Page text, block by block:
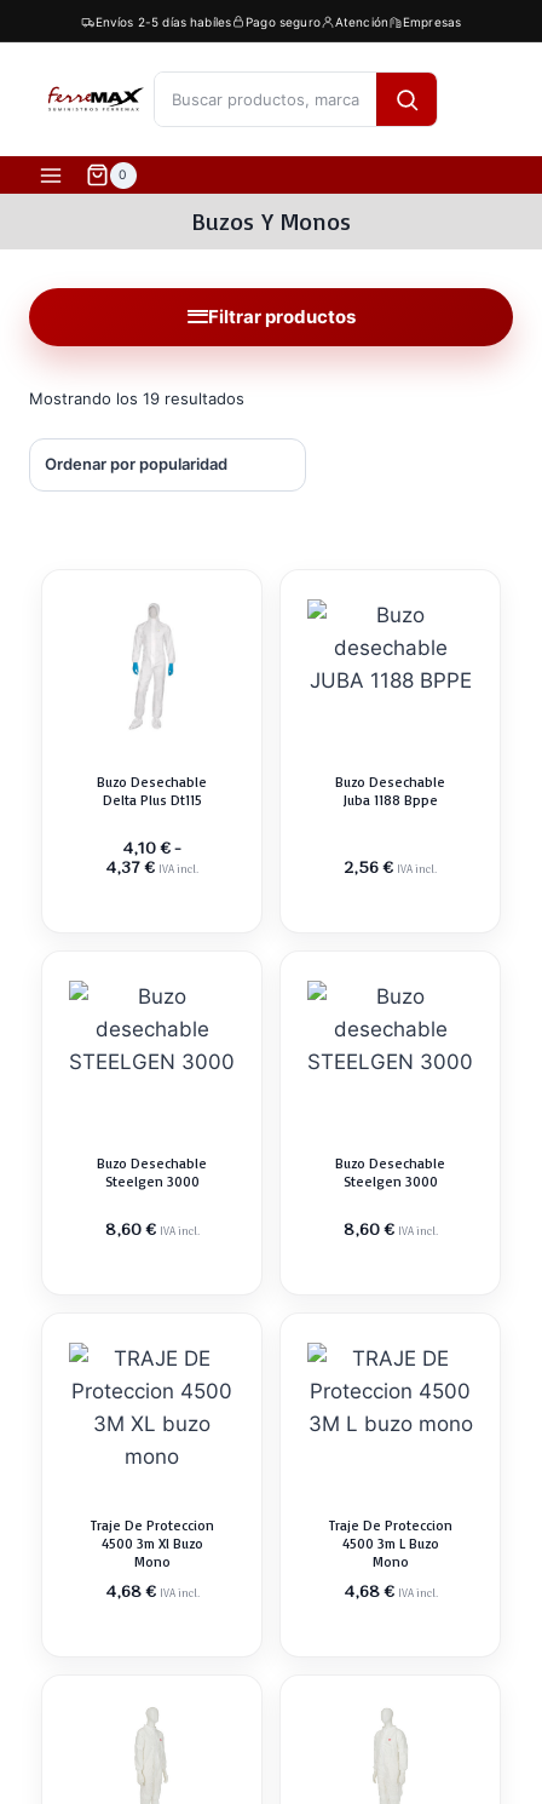
al
contenido
Envíos 2-5 días habíles Pago seguro Atención Empresas
0
Buzos Y Monos
Filtrar productos
Mostrando los 19 resultados
Buzo Desechable
Delta Plus Dt115
4,10€-
4,37€Rango
IVA incl.
Buzo Desechable
Juba 1188 Bppe
2,56€ IVA incl.
Buzo Desechable
Steelgen 3000
8,60€ IVA incl.
Buzo Desechable
Steelgen 3000
8,60€ IVA incl.
Traje De Proteccion
4500 3m Xl Buzo
Mono
4,68€ IVA incl.
Traje De Proteccion
4500 3m L Buzo
Mono
4,68€ IVA incl.